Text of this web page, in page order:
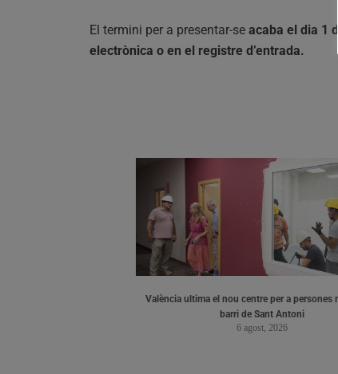
El termini per a presentar-se acaba el dia 1
electrònica o en el registre d’entrada.
València ultima el nou centre per a persones
barri de Sant Antoni
6 agost, 2026